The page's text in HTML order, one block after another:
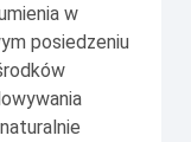
w
posiedzeniu